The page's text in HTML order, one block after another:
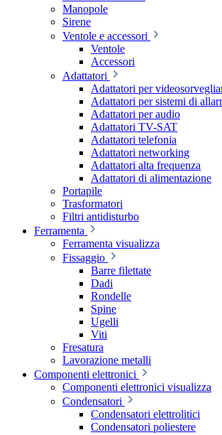
Manopole
Sirene
Ventole e accessori
Ventole
Accessori
Adattatori
Adattatori per
Adattatori per sistemi di
Adattatori per audio
Adattatori TV-SAT
Adattatori telefonia
Adattatori networking
Adattatori alta frequenza
Adattatori di alimentazione
Portapile
Trasformatori
Filtri antidisturbo
Ferramenta
Ferramenta visualizza
Fissaggio
Barre filettate
Dadi
Rondelle
Spine
Ugelli
Viti
Fresatura
Lavorazione metalli
Componenti elettronici
Componenti elettronici visualizza
Condensatori
Condensatori elettrolitici
Condensatori poliestere